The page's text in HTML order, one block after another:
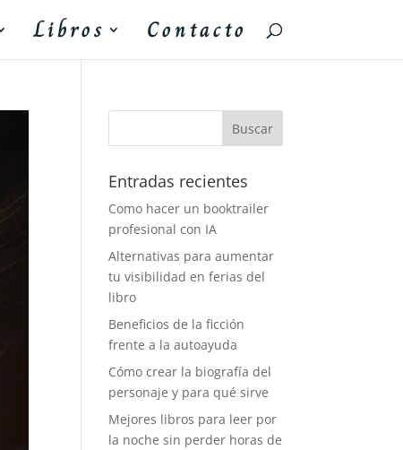
Libros Contacto
Entradas recientes
Como hacer un booktrailer
profesional con IA
Alternativas para aumentar
tu visibilidad en ferias del
libro
Beneficios de la ficción
frente a la autoayuda
Cómo crear la biografía del
personaje y para qué sirve
Mejores libros para leer por
la noche sin perder horas de